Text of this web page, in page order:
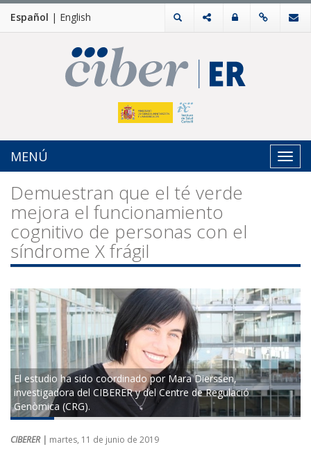
Español | English
MENÚ
Demuestran que el té verde
mejora el funcionamiento
cognitivo de personas con el
síndrome X frágil
El estudio ha sido coordinado por Mara Dierssen,
investigadora del CIBERER y del Centre de Regulació
Genòmica (CRG).
CIBERER | martes, 11 de junio de 2019